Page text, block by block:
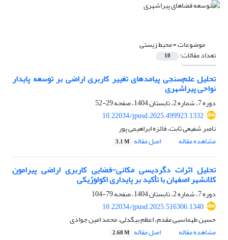
موضوعات =محیط زیستی
تعداد مقالات: 10
تحلیل علم‌سنجی پیامدهای تغییر کاربری اراضی بر توسعه پایدار
نواحی پیراشهری
دوره 7، شماره 2، تابستان 1404، صفحه
29-52
10.22034/jpusd.2025.499923.1332
ناصر شفیعی ثابت، فائزه ابراهیمی پور
مشاهده مقاله
اصل مقاله 3.1 M
تحلیل اثرات دگردیسی مکانی-فضایی کاربری اراضی پیرامون
کلانشهر اصفهان با تأکید بر پایداری اکولوژیکی
دوره 7، شماره 2، تابستان 1404، صفحه
79-104
10.22034/jpusd.2025.516306.1340
حسین طهماسبی مقدم، اعظم بیگدلی، محمد امین جوادی
مشاهده مقاله
اصل مقاله 2.68 M